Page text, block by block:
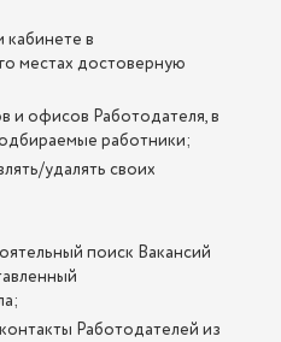
кабинете в
местах достоверную
и офисов Работодателя, в
работники;
удалять своих
поиск Вакансий
Работодателей из